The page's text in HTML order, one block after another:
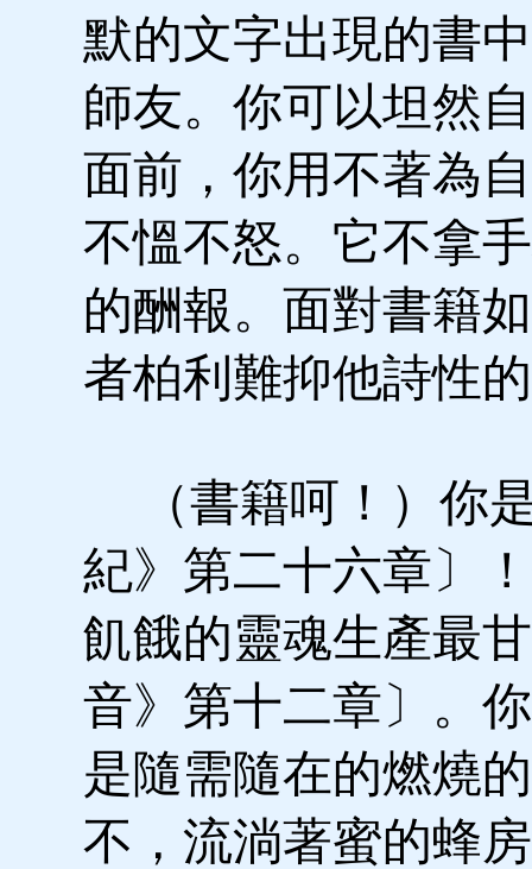
默的文字出現的書
師友。你可以坦然
面前，你用不著為
不慍不怒。它不拿
的酬報。面對書籍
者柏利難抑他詩性
（書籍呵！）你
紀》第二十六章〕
飢餓的靈魂生產最
音》第十二章〕。
是隨需隨在的燃燒
不，流淌著蜜的蜂